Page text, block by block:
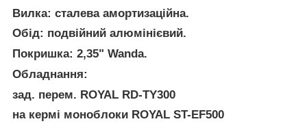
Вилка: сталева амортизаційна.
Обід: подвійний алюмінієвий.
Покришка: 2,35" Wanda.
Обладнання:
зад. перем. ROYAL RD-TY300
на кермі моноблоки ROYAL ST-EF500